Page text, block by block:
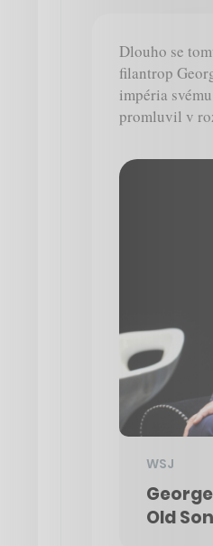
Dlouho se
filantrop
impéria
promluvil v
WSJ
Old